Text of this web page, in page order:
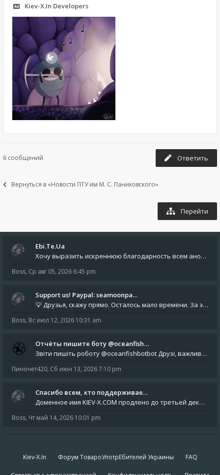
Kiev-X.In Developers
6 сообщений Ответить
Вернуться в «Новости ПТУ им М. С. Паниковского»
Перейти
Ebi.Te.Ua
Хочу выразить искреннюю благодарность всем анонимным пользователям, которые поддержали наше сообщество финансово. Благод
Boss, Ср авг 05, 2026 6:45 pm
Support us! Paypal: seamoonpa…
💡 Друзья, скажу прямо. Осталось мало времени. За это время нам нужно закрыть последние обязательные расходы: около 500
Boss, Вс июл 12, 2026 10:31 am
Отчёты пишите боту @oceanfish…
Звіти пишіть роботу @oceanfishbotbot Друзі, важливе повідомлення для учасників форума. Основне звернення опублікован
Пиночет420, Сб июн 13, 2026 7:10 pm
Спасибо всем, кто поддерживае…
Доменное имя KIEV-X.COM продлено до третьей декады августа 2027 года! Спасибо всем анонимным пользователям, которые по
Boss, Чт май 14, 2026 10:01 pm
Kiev-X.In Форум ТовароУпотрЕбителей Украины FAQ